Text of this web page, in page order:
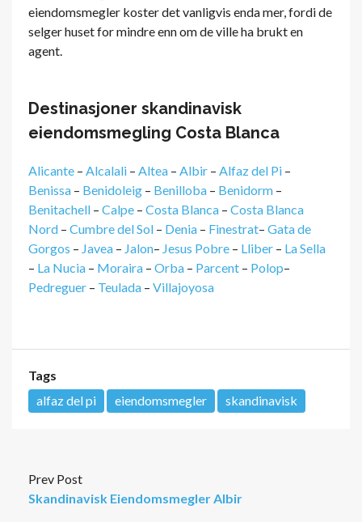
eiendomsmegler koster det vanligvis enda mer, fordi de
selger huset for mindre enn om de ville ha brukt en
agent.
Destinasjoner skandinavisk
eiendomsmegling Costa Blanca
Alicante – Alcalali – Altea – Albir – Alfaz del Pi –
Benissa – Benidoleig – Benilloba – Benidorm –
Benitachell – Calpe – Costa Blanca – Costa Blanca
Nord – Cumbre del Sol – Denia – Finestrat– Gata de
Gorgos – Javea – Jalon– Jesus Pobre – Lliber – La Sella
– La Nucia – Moraira – Orba – Parcent – Polop–
Pedreguer – Teulada – Villajoyosa
Tags
alfaz del pi
eiendomsmegler skandinavisk
Prev Post
Skandinavisk Eiendomsmegler Albir